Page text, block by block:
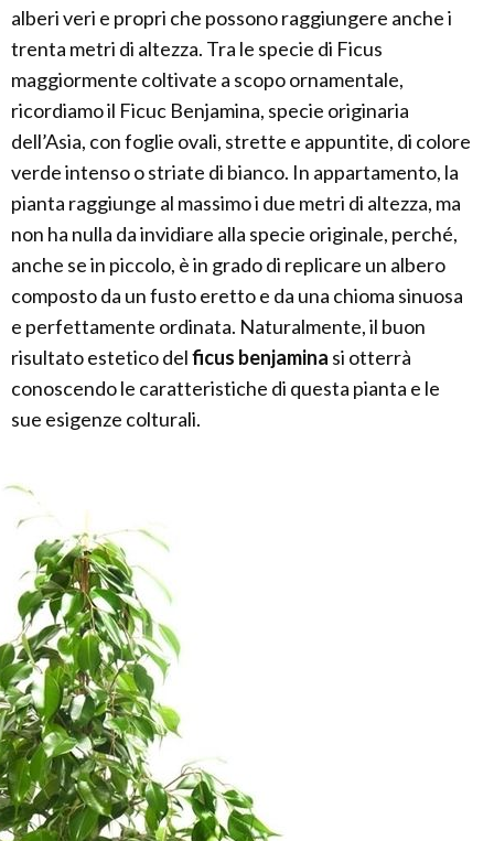
alberi veri e propri che possono raggiungere anche i
trenta metri di altezza. Tra le specie di Ficus
maggiormente coltivate a scopo ornamentale,
ricordiamo il Ficuc Benjamina, specie originaria
dell’Asia, con foglie ovali, strette e appuntite, di colore
verde intenso o striate di bianco. In appartamento, la
pianta raggiunge al massimo i due metri di altezza, ma
non ha nulla da invidiare alla specie originale, perché,
anche se in piccolo, è in grado di replicare un albero
composto da un fusto eretto e da una chioma sinuosa
e perfettamente ordinata. Naturalmente, il buon
risultato estetico delficus benjamina si otterrà
conoscendo le caratteristiche di questa pianta e le
sue esigenze colturali.